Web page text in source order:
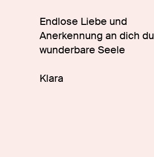
Endlose Liebe und
Anerkennung an dich du
wunderbare Seele
Klara